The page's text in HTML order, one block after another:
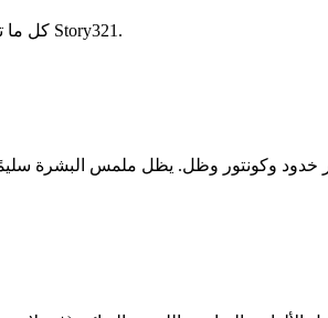
كل ما تحتاجه في مولد مكياج قوي وسهل الاستخدام بالذكاء الاصطناعي - برعاية Story321.
وكونتور وظل. يظل ملمس البشرة